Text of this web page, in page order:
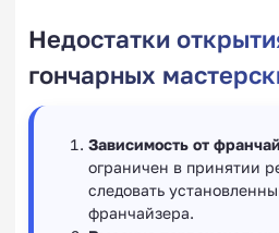
Недостатки
гончарных
Зависимость от
ограничен в принятии
следовать
франчайзера.